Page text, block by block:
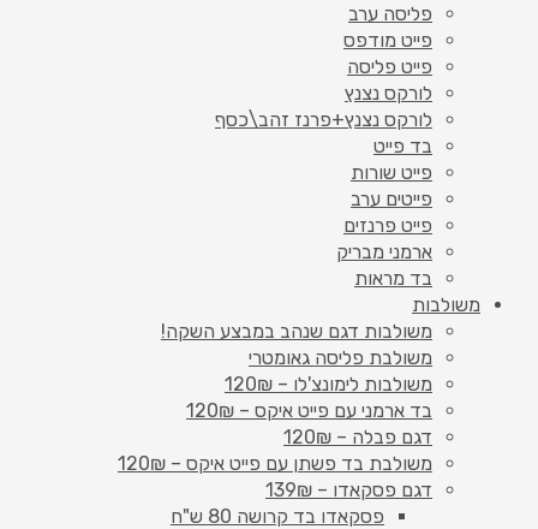
פליסה ערב
פייט מודפס
פייט פליסה
לורקס נצנץ
לורקס נצנץ+פרנז זהב\כסף
בד פייט
פייט שורות
פייטים ערב
פייט פרנזים
ארמני מבריק
בד מראות
משולבות
משולבות דגם שנהב במבצע השקה!
משולבת פליסה גאומטרי
משולבות לימונצ'לו – 120₪
בד ארמני עם פייט איקס – 120₪
דגם פבלה – 120₪
משולבת בד פשתן עם פייט איקס – 120₪
דגם פסקאדו – 139₪
פסקאדו בד קרושה 80 ש"ח